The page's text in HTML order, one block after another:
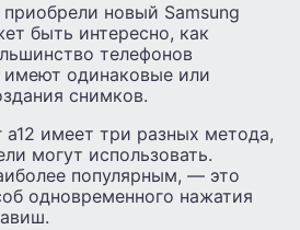
новый Samsung
быть интересно, как
телефонов
имеют одинаковые или
снимков.
а12 имеет три разных метода,
могут использовать.
популярным, — это
одновременного нажатия